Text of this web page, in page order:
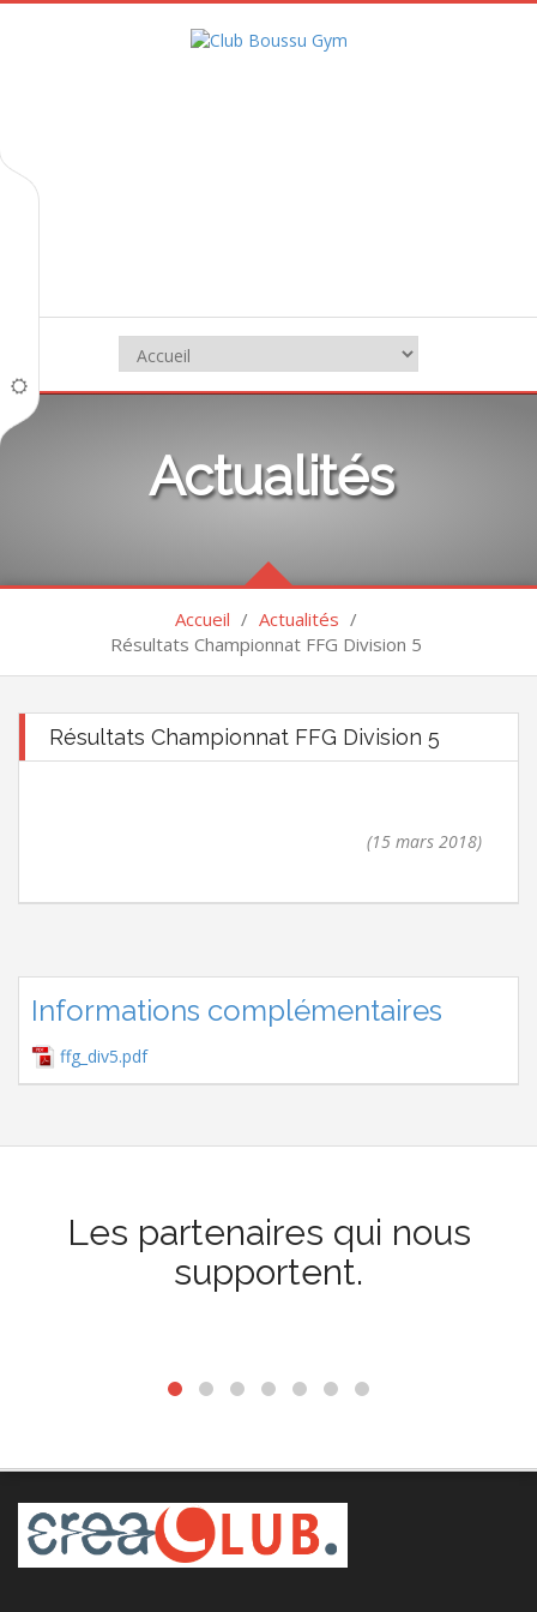
Actualités
Accueil / Actualités /
Résultats Championnat FFG Division 5
Résultats Championnat FFG Division 5
(15 mars 2018)
Informations complémentaires
ffg_div5.pdf
Les partenaires qui nous
supportent.